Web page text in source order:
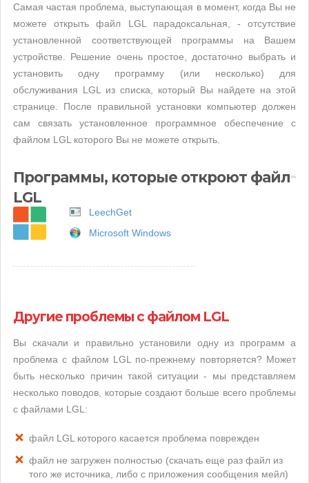
Самая частая проблема, выступающая в момент, когда Вы не
можете открыть файл LGL парадоксальная, - отсутствие
установленной соответствующей программы на Вашем
устройстве. Решение очень простое, достаточно выбрать и
установить одну программу (или несколько) для
обслуживания LGL из списка, который Вы найдете на этой
странице. После правильной установки компьютер должен
сам связать установленное программное обеспечение с
файлом LGL которого Вы не можете открыть.
Программы, которые откроют файл
LGL
LeechGet
Microsoft Windows
Другие проблемы с файлом LGL
Вы скачали и правильно установили одну из программ а
проблема с файлом LGL по-прежнему повторяется? Может
быть несколько причин такой ситуации - мы представляем
несколько поводов, которые создают больше всего проблемы
с файлами LGL:
файл LGL которого касается проблема поврежден
файл не загружен полностью (скачать еще раз файл из
того же источника, либо с приложения сообщения мейл)